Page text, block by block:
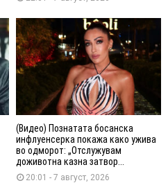
(Видео) Познатата босанска
инфлуенсерка покажа како ужива
во одморот: „Отслужувам
доживотна казна затвор...
20:01 - 7 август, 2026